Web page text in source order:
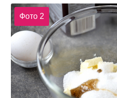
Фото 2